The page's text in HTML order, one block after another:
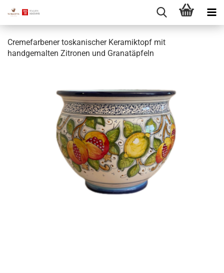
Cremefarbener toskanischer Keramiktopf mit
handgemalten Zitronen und Granatäpfeln